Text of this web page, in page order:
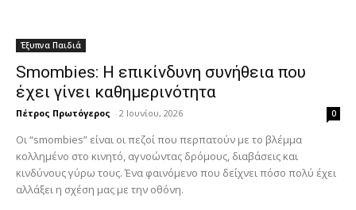
Έξυπνα Παιδιά
Smombies: Η επικίνδυνη συνήθεια που
έχει γίνει καθημερινότητα
Πέτρος Πρωτόγερος - 2 Ιουνίου, 2026 0
Οι “smombies” είναι οι πεζοί που περπατούν με το βλέμμα
κολλημένο στο κινητό, αγνοώντας δρόμους, διαβάσεις και
κινδύνους γύρω τους. Ένα φαινόμενο που δείχνει πόσο πολύ έχει
αλλάξει η σχέση μας με την οθόνη.